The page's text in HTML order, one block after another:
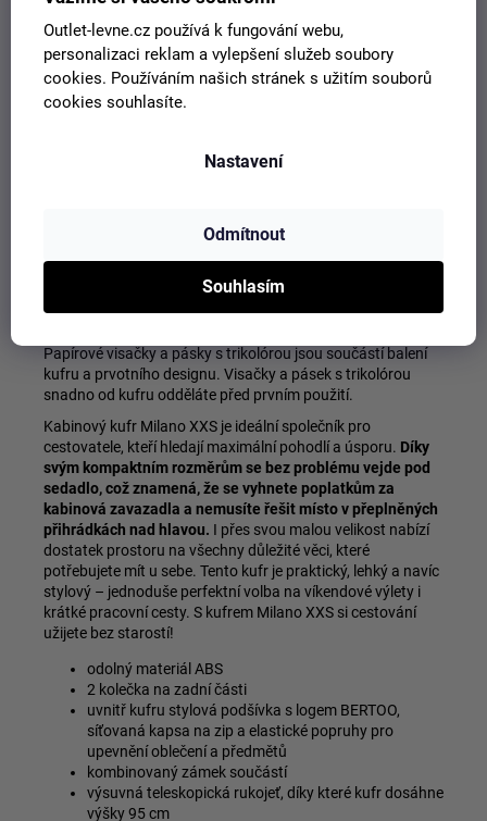
Outlet-levne.cz používá k fungování webu,
personalizaci reklam a vylepšení služeb soubory
cookies. Používáním našich stránek s užitím souborů
cookies souhlasíte.
Nastavení
Odmítnout
Souhlasím
Zapínání
zip
Značka: BERTOO
Cestovní kufr Milano od naší značky BERTOO je navržen
zákazníky, kteří ocení jedinečný italský design spojený s
vynikající kvalitou. Kufr je vyroben z odolného ABS plastu.
Papírové visačky a pásky s trikolórou jsou součástí balení
kufru a prvotního designu. Visačky a pásek s trikolórou
snadno od kufru odděláte před prvním použití.
Kabinový kufr Milano XXS je ideální společník pro
cestovatele, kteří hledají maximální pohodlí a úsporu. Díky
svým kompaktním rozměrům se bez problému vejde pod
sedadlo, což znamená, že se vyhnete poplatkům za
kabinová zavazadla a nemusíte řešit místo v přeplněných
přihrádkách nad hlavou. I přes svou malou velikost nabízí
dostatek prostoru na všechny důležité věci, které
potřebujete mít u sebe. Tento kufr je praktický, lehký a navíc
stylový – jednoduše perfektní volba na víkendové výlety i
krátké pracovní cesty. S kufrem Milano XXS si cestování
užijete bez starostí!
odolný materiál ABS
2 kolečka na zadní části
uvnitř kufru stylová podšívka s logem BERTOO,
síťovaná kapsa na zip a elastické popruhy pro
upevnění oblečení a předmětů
kombinovaný zámek součástí
výsuvná teleskopická rukojeť, díky které kufr dosáhne
výšky 95 cm